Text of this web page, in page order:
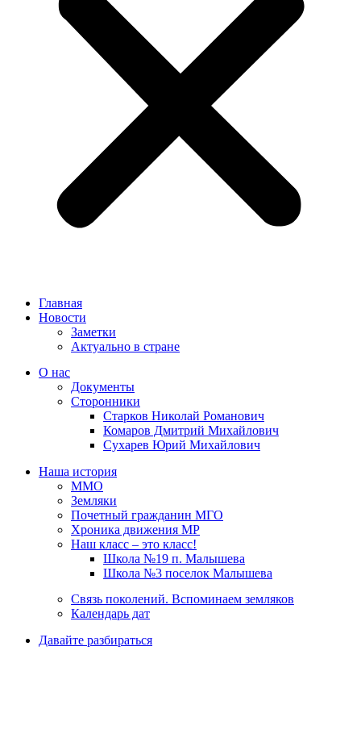
Главная
Новости
Заметки
Актуально в стране
О нас
Документы
Сторонники
Старков Николай Романович
Комаров Дмитрий Михайлович
Сухарев Юрий Михайлович
Наша история
ММО
Земляки
Почетный гражданин МГО
Хроника движения МР
Наш класс – это класс!
Школа №19 п. Малышева
Школа №3 поселок Малышева
Связь поколений. Вспоминаем земляков
Календарь дат
Давайте разбираться